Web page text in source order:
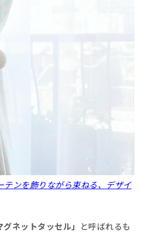
テンを飾りながら束ねる、デザイ
グネットタッセル」
と呼ばれるも